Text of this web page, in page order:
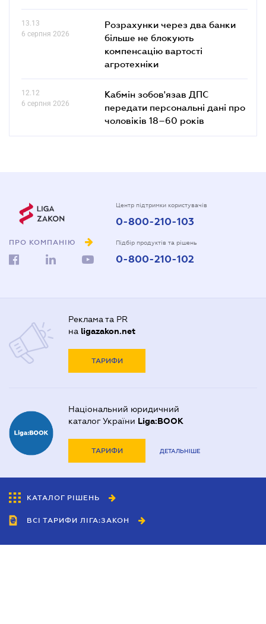
13.13
6 серпня 2026
Розрахунки через два банки
більше не блокують
компенсацію вартості
агротехніки
12.12
6 серпня 2026
Кабмін зобов'язав ДПС
передати персональні дані про
чоловіків 18–60 років
ПРО КОМПАНІЮ
Центр підтримки користувачів
0-800-210-103
Підбір продуктів та рішень
0-800-210-102
Реклама та PR
на ligazakon.net
ТАРИФИ
Національний юридичний
каталог України Liga:BOOK
ТАРИФИ ДЕТАЛЬНІШЕ
КАТАЛОГ РІШЕНЬ
ВСІ ТАРИФИ ЛІГА:ЗАКОН